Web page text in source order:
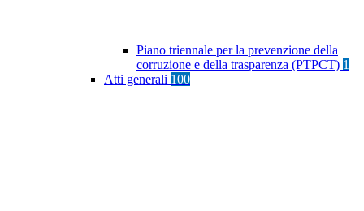
Piano triennale per la prevenzione della
corruzione e della trasparenza (PTPCT) 1
Atti generali 100